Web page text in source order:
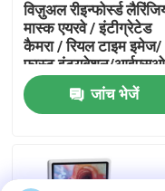
हमारे बारे में
फैक्टरी यात्रा
गुणवत्ता नियंत्रण
विज़ुअल रीइन्फोर्स्ड
मास्क एयरवे / इंटीग्रेटेड
कैमरा / रियल टाइम इमेज/
फास्ट इंट्यूबेशन/आईएसओ
जांच भेजें